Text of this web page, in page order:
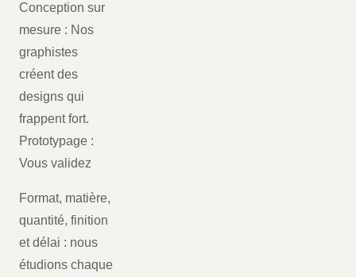
Conception sur
mesure : Nos
graphistes
créent des
designs qui
frappent fort.
Prototypage :
Vous validez
Format, matière,
quantité, finition
et délai : nous
étudions chaque